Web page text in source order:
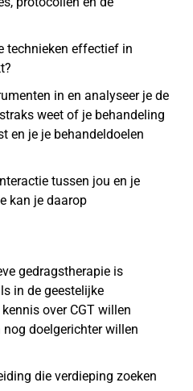
technieken effectief in
in en analyseer je de
weet of je behandeling
en je je behandeldoelen
tussen jou en je
kan je daarop
gedragstherapie is
in de geestelijke
over CGT willen
doelgerichter willen
die verdieping zoeken